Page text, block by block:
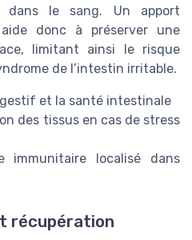
dans le sang. Un apport
donc à préserver une
limitant ainsi le risque
de l’intestin irritable.
et la santé intestinale
des tissus en cas de stress
immunitaire localisé dans
récupération